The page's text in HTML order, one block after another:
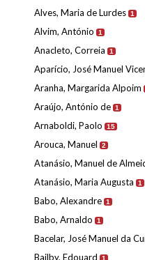
Alves, Maria de Lurdes 1
Alvim, António 1
Anacleto, Correia 1
Aparício, José Manuel
Aranha, Margarida Alpoim
Araújo, António de 1
Arnaboldi, Paolo 15
Arouca, Manuel 2
Atanásio, Manuel de
Atanásio, Maria Augusta 1
Babo, Alexandre 1
Babo, Arnaldo 1
Bacelar, José Manuel da
Bailby, Edouard 1